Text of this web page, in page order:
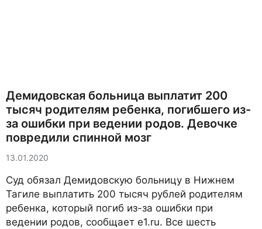
Демидовская больница выплатит 200
тысяч родителям ребенка, погибшего из-
за ошибки при ведении родов. Девочке
повредили спинной мозг
13.01.2020
Суд обязал Демидовскую больницу в Нижнем
Тагиле выплатить 200 тысяч рублей родителям
ребенка, который погиб из-за ошибки при
ведении родов, сообщает e1.ru. Все шесть